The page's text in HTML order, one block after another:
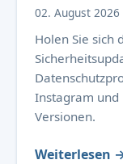
02. August 2026
Holen Sie sich
Instagram und
Versionen.
Weiterlesen